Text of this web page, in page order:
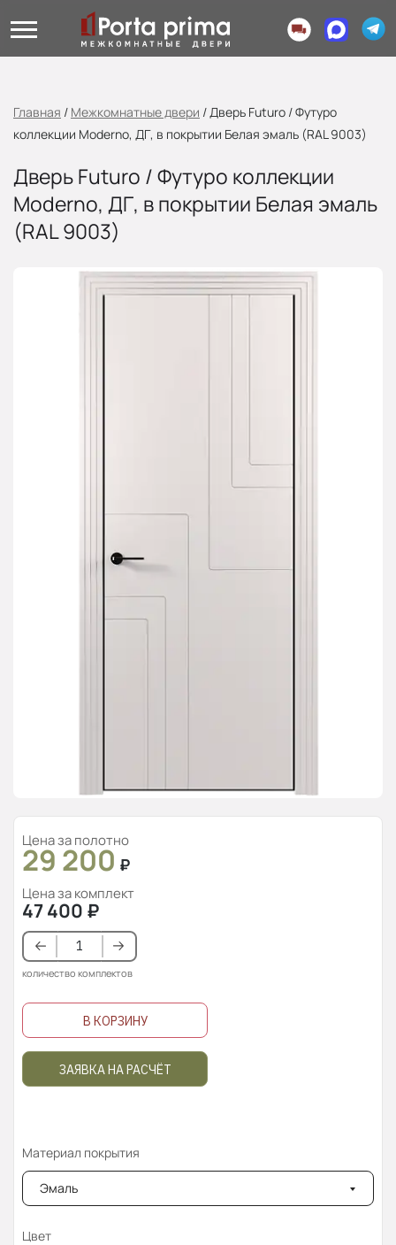
Главная / Межкомнатные двери /Дверь Futuro / Футуро
коллекции Moderno, ДГ, в покрытии Белая эмаль (RAL 9003)
Дверь Futuro / Футуро коллекции
Moderno, ДГ, в покрытии Белая эмаль
(RAL 9003)
Цена за полотно
29 200 ₽
Цена за комплект
47 400 ₽
количество комплектов
В КОРЗИНУ
ЗАЯВКА НА РАСЧЁТ
Материал покрытия
Эмаль
Цвет